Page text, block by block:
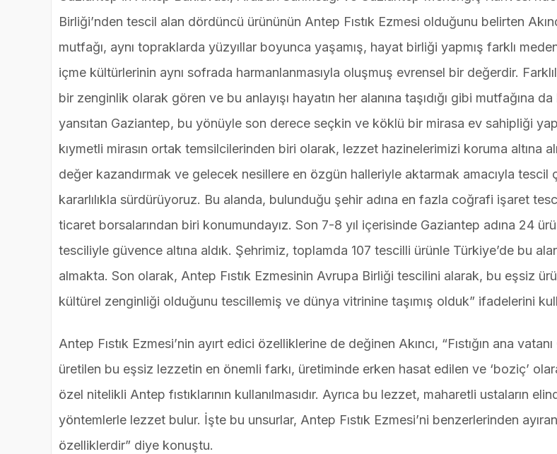
Birliği’nden tescil alan dördüncü ürününün Antep Fıstık Ezmesi olduğunu belirten
mutfağı, aynı topraklarda yüzyıllar boyunca yaşamış, hayat birliği yapmış farklı
içme kültürlerinin aynı sofrada harmanlanmasıyla oluşmuş evrensel bir değerdir.
bir zenginlik olarak gören ve bu anlayışı hayatın her alanına taşıdığı gibi mutfağına da
yansıtan Gaziantep, bu yönüyle son derece seçkin ve köklü bir mirasa ev sahipliği
kıymetli mirasın ortak temsilcilerinden biri olarak, lezzet hazinelerimizi koruma altına
değer kazandırmak ve gelecek nesillere en özgün halleriyle aktarmak amacıyla tescil
kararlılıkla sürdürüyoruz. Bu alanda, bulunduğu şehir adına en fazla coğrafi işaret
ticaret borsalarından biri konumundayız. Son 7-8 yıl içerisinde Gaziantep adına 24
tesciliyle güvence altına aldık. Şehrimiz, toplamda 107 tescilli ürünle Türkiye’de bu
almakta. Son olarak, Antep Fıstık Ezmesinin Avrupa Birliği tescilini alarak, bu eşsiz
kültürel zenginliği olduğunu tescillemiş ve dünya vitrinine taşımış olduk” ifadelerini
Antep Fıstık Ezmesi’nin ayırt edici özelliklerine de değinen Akıncı, “Fıstığın ana
üretilen bu eşsiz lezzetin en önemli farkı, üretiminde erken hasat edilen ve ‘boziç’
özel nitelikli Antep fıstıklarının kullanılmasıdır. Ayrıca bu lezzet, maharetli ustaların
yöntemlerle lezzet bulur. İşte bu unsurlar, Antep Fıstık Ezmesi’ni benzerlerinden
özelliklerdir” diye konuştu.